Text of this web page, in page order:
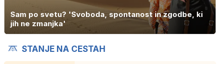
Sam po svetu? 'Svoboda, spontanost in zgodbe, ki
jih ne zmanjka'
STANJE NA CESTAH